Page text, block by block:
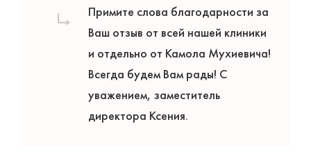
Примите слова благодарности за
Ваш отзыв от всей нашей клиники
и отдельно от Камола Мухиевича!
Всегда будем Вам рады! С
уважением, заместитель
директора Ксения.